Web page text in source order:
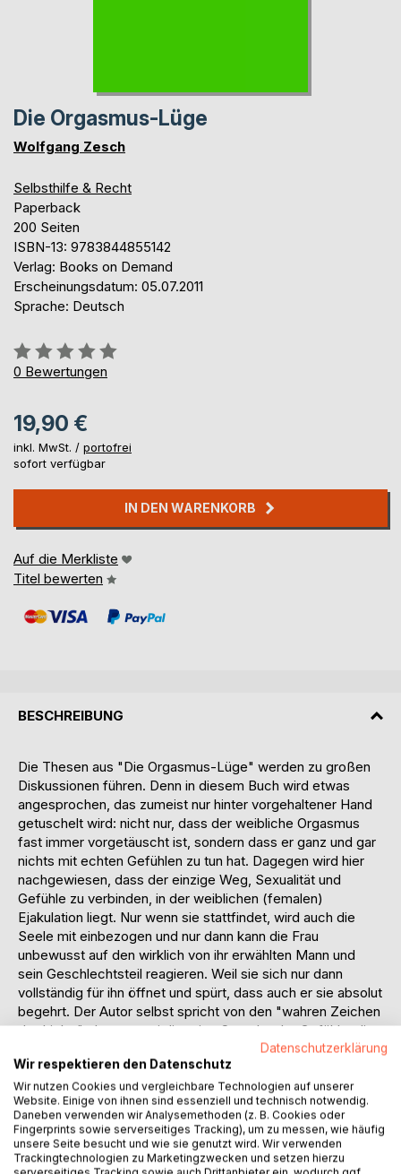
Die Orgasmus-Lüge
Wolfgang Zesch
Selbsthilfe & Recht
Paperback
200 Seiten
ISBN-13: 9783844855142
Verlag: Books on Demand
Erscheinungsdatum: 05.07.2011
Sprache: Deutsch
Bewertung::
0%
0 Bewertungen
19,90 €
inkl. MwSt. / portofrei
sofort verfügbar
IN DEN WARENKORB
Auf die Merkliste
Titel bewerten
BESCHREIBUNG
Die Thesen aus "Die Orgasmus-Lüge" werden zu großen
Diskussionen führen. Denn in diesem Buch wird etwas
angesprochen, das zumeist nur hinter vorgehaltener Hand
getuschelt wird: nicht nur, dass der weibliche Orgasmus
fast immer vorgetäuscht ist, sondern dass er ganz und gar
nichts mit echten Gefühlen zu tun hat. Dagegen wird hier
nachgewiesen, dass der einzige Weg, Sexualität und
Gefühle zu verbinden, in der weiblichen (femalen)
Ejakulation liegt. Nur wenn sie stattfindet, wird auch die
Seele mit einbezogen und nur dann kann die Frau
unbewusst auf den wirklich von ihr erwählten Mann und
sein Geschlechtsteil reagieren. Weil sie sich nur dann
vollständig für ihn öffnet und spürt, dass auch er sie absolut
begehrt. Der Autor selbst spricht von den "wahren Zeichen
der Liebe", denn es sei die reine Sprache der Gefühle, die
sich hier zeigt. Außerdem hat die female Ejakulation
zahlreiche positive körperliche Wirkungen auf
Menstruationsbeschwerden bis zum Burnout-Syndrom und
sie führt zudem zu einem größeren Selbstwertgefühl
beider.
Um zu diesen Beobachtungen zu kommen, führte der Autor
jahrelange Studien an sich selbst und vielen Frauen durch.
Datenschutzerklärung
Wir respektieren den Datenschutz
Wir nutzen Cookies und vergleichbare Technologien auf unserer
Website. Einige von ihnen sind essenziell und technisch notwendig.
Daneben verwenden wir Analysemethoden (z. B. Cookies oder
Fingerprints sowie serverseitiges Tracking), um zu messen, wie häufig
unsere Seite besucht und wie sie genutzt wird. Wir verwenden
Trackingtechnologien zu Marketingzwecken und setzen hierzu